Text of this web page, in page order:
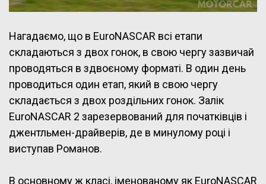
Нагадаємо, що в EuroNASCAR всі етапи
складаються з двох гонок, в свою чергу зазвичай
проводяться в здвоєному форматі. В один день
проводиться один етап, який в свою чергу
складається з двох роздільних гонок. Залік
EuroNASCAR 2 зарезервований для початківців і
джентльмен-драйверів, де в минулому році і
виступав Романов.
В основному ж класі, іменованому як EuroNASCAR